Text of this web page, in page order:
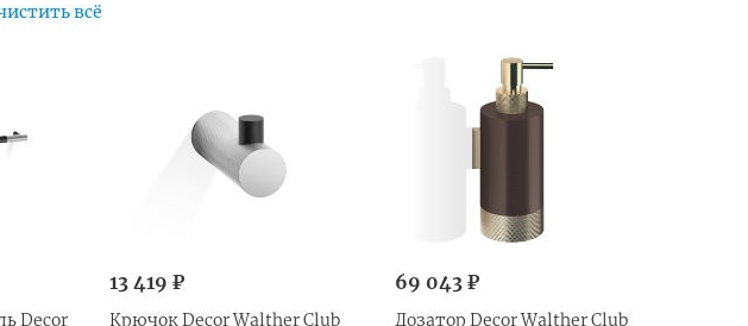
всё
Decor
13 419 ₽
Крючок Decor Walther Club
69 043 ₽
Дозатор Decor Walther Club